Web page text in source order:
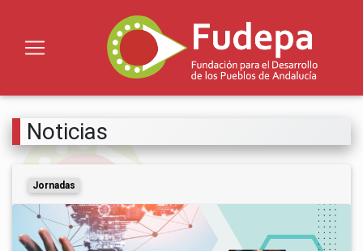
Noticias
Jornadas